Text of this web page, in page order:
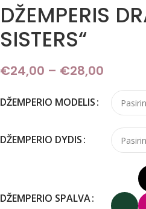
DŽEMPERIS
SISTERS“
€24,00 – €28,00
DŽEMPERIO MODELIS
DŽEMPERIO DYDIS
DŽEMPERIO SPALVA